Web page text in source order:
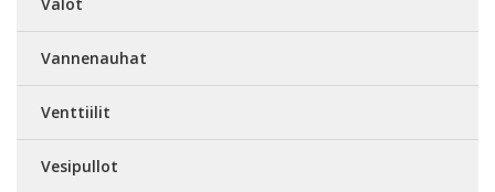
Vannenauhat
Venttiilit
Vesipullot